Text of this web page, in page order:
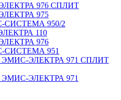
ЭЛЕКТРА 976 СПЛИТ
975
СИСТЕМА 950/2
110
976
СИСТЕМА 951
ЭМИС-ЭЛЕКТРА 971 СПЛИТ
ЭМИС-ЭЛЕКТРА 971